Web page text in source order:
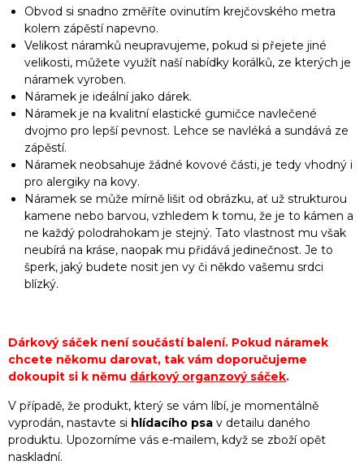
Obvod si snadno změříte ovinutím krejčovského metra
kolem zápěstí napevno.
Velikost náramků neupravujeme, pokud si přejete jiné
velikosti, můžete využít naší nabídky korálků, ze kterých je
náramek vyroben.
Náramek je ideální jako dárek.
Náramek je na kvalitní elastické gumičce navlečené
dvojmo pro lepší pevnost. Lehce se navléká a sundává ze
zápěstí.
Náramek neobsahuje žádné kovové části, je tedy vhodný i
pro alergiky na kovy.
Náramek se může mírně lišit od obrázku, ať už strukturou
kamene nebo barvou, vzhledem k tomu, že je to kámen a
ne každý polodrahokam je stejný. Tato vlastnost mu však
neubírá na kráse, naopak mu přidává jedinečnost. Je to
šperk, jaký budete nosit jen vy či někdo vašemu srdci
blízký.
Dárkový sáček není součástí balení. Pokud náramek
chcete někomu darovat, tak vám doporučujeme
dokoupit si k němu dárkový organzový sáček.
V případě, že produkt, který se vám líbí, je momentálně
vyprodán, nastavte si hlídacího psa v detailu daného
produktu. Upozorníme vás e-mailem, když se zboží opět
naskladní.